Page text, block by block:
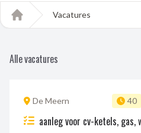
Home
Vacatures
Alle vacatures
De Meern 40
aanleg voor cv-ketels, gas,